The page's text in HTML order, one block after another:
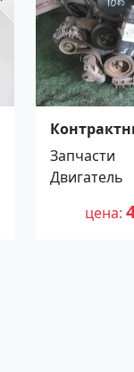
4G63 б/у в
Дону Ростов
Запчасти
Двигатель
цена